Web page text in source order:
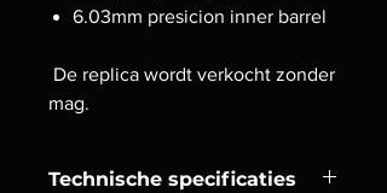
6.03mm presicion inner barrel
De replica wordt verkocht zonder
mag.
Technische specificaties